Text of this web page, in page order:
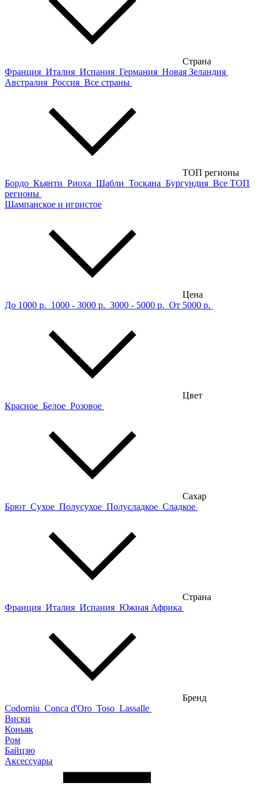
Страна
Франция Италия Испания Германия Новая Зеландия
Австралия Россия Все страны
ТОП регионы
Бордо Кьянти Риоха Шабли Тоскана Бургундия Все ТОП
регионы
Шампанское и игристое
Цена
До 1000 р. 1000 - 3000 р. 3000 - 5000 р. От 5000 р.
Цвет
Красное Белое Розовое
Сахар
Брют Сухое Полусухое Полусладкое Сладкое
Страна
Франция Италия Испания Южная Африка
Бренд
Codorniu Conca d'Oro Toso Lassalle
Виски
Коньяк
Ром
Байцзю
Аксессуары